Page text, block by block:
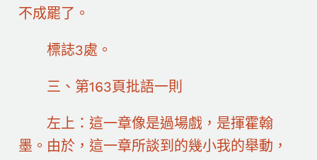
不成罷了。
標誌3處。
三、第163頁批語一則
左上：這一章像是過場戲，是揮霍翰
墨。由於，這一章所談到的幾小我的舉動，